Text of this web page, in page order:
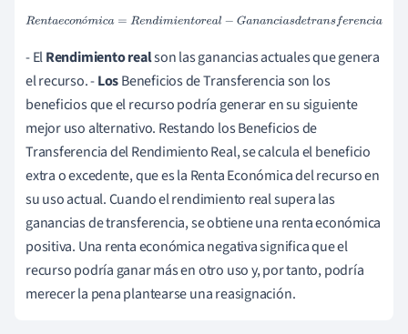
ó
Rentaeconómica=Rendimientoreal−Gananciasdetransferen
- ElRendimiento realson las ganancias actuales que genera
el recurso. -LosBeneficios de Transferencia son los
beneficios que el recurso podría generar en su siguiente
mejor uso alternativo. Restando los Beneficios de
Transferencia del Rendimiento Real, se calcula el beneficio
extra o excedente, que es la Renta Económica del recurso en
su uso actual. Cuando el rendimiento real supera las
ganancias de transferencia, se obtiene una renta económica
positiva. Una renta económica negativa significa que el
recurso podría ganar más en otro uso y, por tanto, podría
merecer la pena plantearse una reasignación.